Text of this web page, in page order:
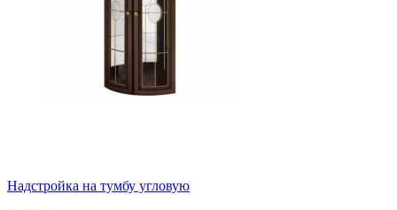
Надстройка на тумбу угловую